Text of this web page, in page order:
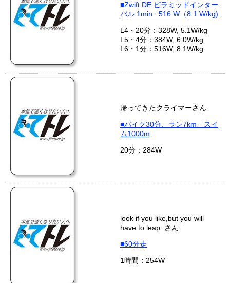
■Zwift DE ピラミッドインター
バル 1min : 516 W（8.1 W/kg)
L4・20分：328W, 5.1W/kg
L5・4分：384W, 6.0W/kg
L6・1分：516W, 8.1W/kg
帰ってきたクライマーさん
■バイク30分、ラン7km、スイ
ム1000m
20分：284W
look if you like,but you will
have to leap. さん
■60分走
1時間：254W